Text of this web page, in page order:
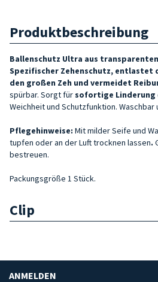
Produktbeschreibung
Ballenschutz Ultra aus
Spezifischer Zehenschutz, entlastet
den großen Zeh und vermeidet
spürbar. Sorgt fürsofortige Linderung
Weichheit und Schutzfunktion.
Pflegehinweise: Mit milder Seife und
tupfen oder an der Luft trocknen lassen.
bestreuen.
Packungsgröße 1 Stück.
Clip
ANMELDEN